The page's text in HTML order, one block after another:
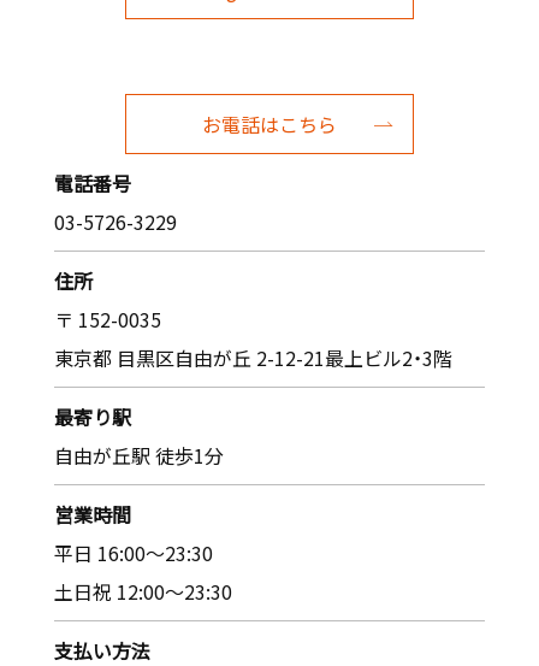
お電話はこちら
電話番号
03-5726-3229
住所
〒 152-0035
東京都 目黒区自由が丘 2-12-21最上ビル2・3階
最寄り駅
自由が丘駅 徒歩1分
営業時間
平日 16:00〜23:30
土日祝 12:00〜23:30
支払い方法